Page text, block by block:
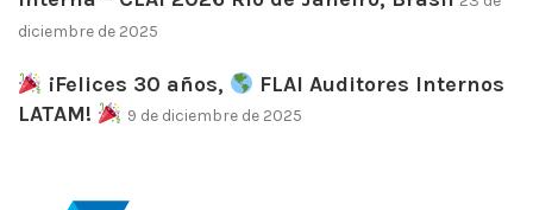
diciembre de 2025
¡Felices 30 años,
FLAI Auditores Internos
LATAM!
9 de diciembre de 2025